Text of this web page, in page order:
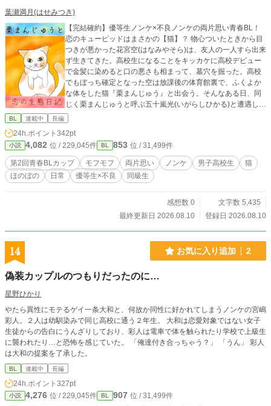
葉瀬満月(はせみつき)
【完結確約】優等生ノンケ×不良ノンケの両片思い青春BL！
恋のキューピッドはまさかの【猫】？ 物心ついたときから目
つきが悪かった花宮空(はなみやそら)は、友人の一人すら出来
ず生きてきた。高校生になることをキッカケに高校デビュー
で金髪に染めると口の悪さも相まって、墓穴を掘った。高校
でもぼっち確定となった空は放課後の体育館裏で、ふくよか
な体をした猫『栗まんじゅう』と出会う。そんなある日、同
じく栗まんじゅうと呼ぶ五十嵐光(いがらしひかる)と遭遇し
た。同級生だった光を見た瞬間、男なのに綺麗な顔へ見惚れ
ひょんなことから光が女子を苦手としていることを知る。光
とダチになりたいと思っていた空は、こいつを守りたい、特
別な関係になりたいと思い始めた。 そんなとき、光から『栗
まんじゅうの生態日記』をやらないかと声をかけられる。 日
常から非日常へ変わったように錯覚するほど、空は光の笑顔
猫が恋のキューピッドとなって、不器用な二人の恋がゆっく
りと育まれていく生態日記。 友情と恋心に揺れる感情の行方
時間) 初日は12:20から。最終回は9/5の2話更新。 最終日は1
で、特に休日はボーナスタイムによって時間帯が異なる可能
【無断転載使用AI学習全て禁止】All rights reserved.
BL 連載中 長編
24h.ポイント 342pt
小説 4,082 位 / 229,045件 BL 853 位 / 31,499件
第2回青春BLカップ モフモフ 両片思い ノンケ 男子高校生
猫
ほのぼの
日常 優等生×不良 同級生
感想数 0
文字数 5,435
最終更新日 2026.08.10
登録日 2026.08.10
14 お気に入り追加 2
偽装カップルのつもりだったのに…
星野ひかり
やたら異性にモテるゲイ一条大和と、何故か同性に好かれてしまうノンケの宮嶋
彩人。２人は幼馴染みで同じ高校に通う２年生。 大和は恋愛対象ではない女子
生徒からの告白にうんざりしており、彩人は電車で体を触られたり学校で上級生
に襲われたり…と恐怖を感じていた。 「俺達付き合っちゃう？」 「うん」 彩人
は大和の提案を了承した。
BL 連載中 長編
24h.ポイント 327pt
小説 4,276 位 / 229,045件 BL 907 位 / 31,499件